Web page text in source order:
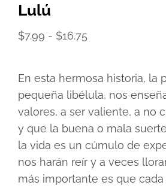
Lulú
$7.99 - $16.75
desde
$7.99
hasta
$16.75
En esta hermosa historia, la
pequeña libélula, nos
valores, a ser valiente, a no
y que la buena o mala
la vida es un cúmulo de
nos harán reír y a veces
más importante es que